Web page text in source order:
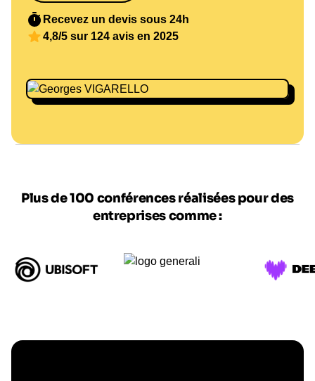
Recevez un devis sous 24h
4,8/5 sur 124 avis en 2025
Plus de 100 conférences réalisées pour des
entreprises comme :